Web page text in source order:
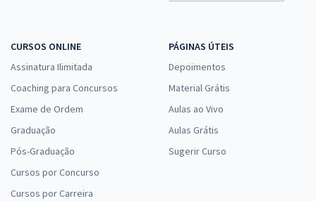
CURSOS ONLINE
Assinatura Ilimitada
Coaching para Concursos
Exame de Ordem
Graduação
Pós-Graduação
Cursos por Concurso
Cursos por Carreira
PÁGINAS ÚTEIS
Depoimentos
Material Grátis
Aulas ao Vivo
Aulas Grátis
Sugerir Curso